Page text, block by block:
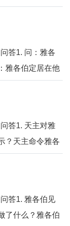
郎的内臣兼卫队
瑟的境遇如何？
，他凡事顺利，
喜爱和信任，被
3. 问：上主因若
答1. 问：雅各
雅各伯定居在他
方。2. 问：若瑟
妾彼耳哈和齐耳
羊。3. 问：若瑟
引起了哥哥们的
将哥哥们作的恶
答1. 天主对雅
？天主命令雅各
，住在那里，并
遵从天主的命
雅各伯吩咐家人
的神像，取洁身
答1. 雅各伯见
了什么？雅各伯